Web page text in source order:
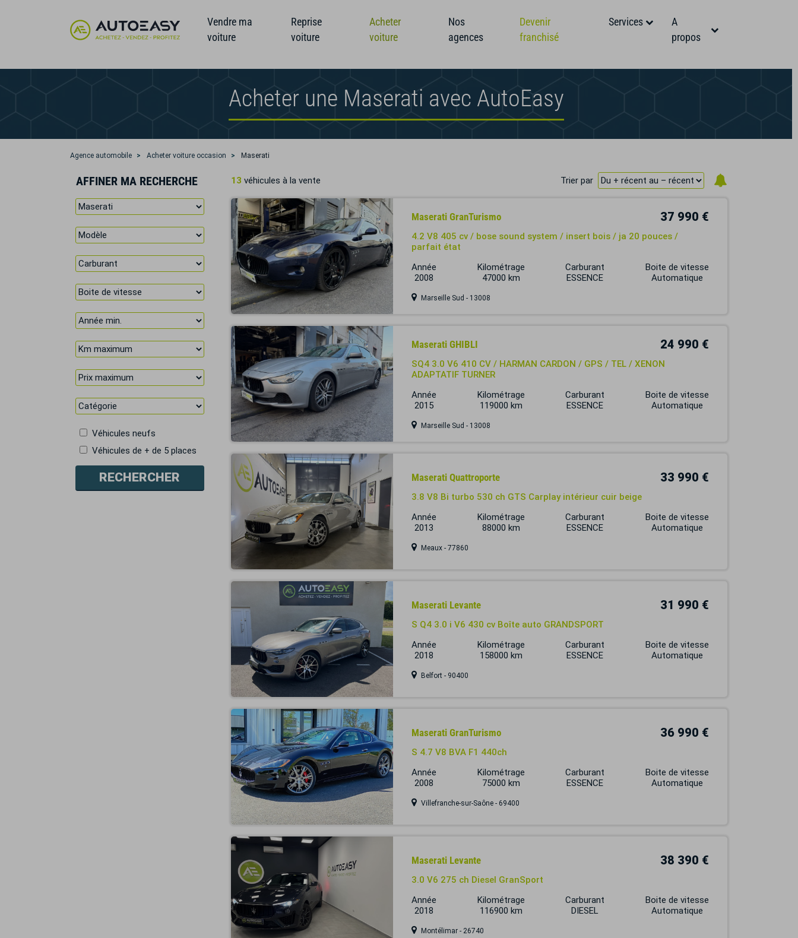
Vendre ma
voiture
Reprise
voiture
Acheter
voiture
Nos
agences
Devenir
franchisé
Services
A
propos
Acheter une Maserati avec AutoEasy
Agence automobile Acheter voiture occasion Maserati
AFFINER MA RECHERCHE
Véhicules neufs
Véhicules de + de 5 places
13 véhicules à la vente Trier par
Maserati GranTurismo 37 990 €
4.2 V8 405 cv / bose sound system / insert bois / ja 20 pouces /
parfait état
Année
2008
Kilométrage
47000 km
Carburant
ESSENCE
Boite de vitesse
Automatique
Marseille Sud - 13008
Maserati GHIBLI 24 990 €
SQ4 3.0 V6 410 CV / HARMAN CARDON / GPS / TEL / XENON
ADAPTATIF TURNER
Année
2015
Kilométrage
119000 km
Carburant
ESSENCE
Boite de vitesse
Automatique
Marseille Sud - 13008
Maserati Quattroporte 33 990 €
3.8 V8 Bi turbo 530 ch GTS Carplay intérieur cuir beige
Année
2013
Kilométrage
88000 km
Carburant
ESSENCE
Boite de vitesse
Automatique
Meaux - 77860
Maserati Levante 31 990 €
S Q4 3.0 i V6 430 cv Boîte auto GRANDSPORT
Année
2018
Kilométrage
158000 km
Carburant
ESSENCE
Boite de vitesse
Automatique
Belfort - 90400
Maserati GranTurismo 36 990 €
S 4.7 V8 BVA F1 440ch
Année
2008
Kilométrage
75000 km
Carburant
ESSENCE
Boite de vitesse
Automatique
Villefranche-sur-Saône - 69400
Maserati Levante 38 390 €
3.0 V6 275 ch Diesel GranSport
Année
2018
Kilométrage
116900 km
Carburant
DIESEL
Boite de vitesse
Automatique
Montélimar - 26740